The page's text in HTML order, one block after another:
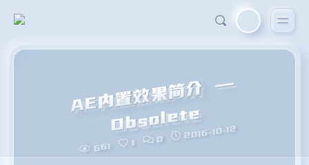
A
E
内
置
效
果
简
介
—
O
b
s
ol
et
e
661 1 0 2016-10-12